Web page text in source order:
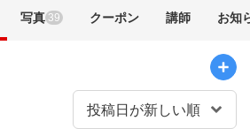
写真 39 クーポン 講師 お知